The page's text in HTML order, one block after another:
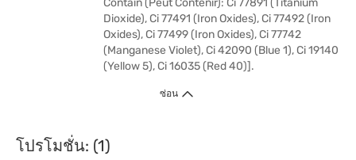
Contain (Peut Contenir): Ci 77891 (Titanium
Dioxide), Ci 77491 (Iron Oxides), Ci 77492 (Iron
Oxides), Ci 77499 (Iron Oxides), Ci 77742
(Manganese Violet), Ci 42090 (Blue 1), Ci 19140
(Yellow 5), Ci 16035 (Red 40)].
ซ่อน
โปรโมชั่น: (1)